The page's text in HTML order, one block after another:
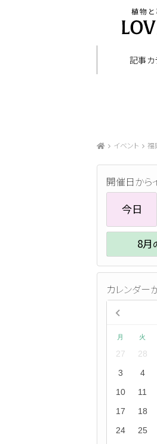
記事カ
イベント 福
開催日から
今日
8月
カレンダー
月 火
27 28
3
4
10
11
17
18
24
25